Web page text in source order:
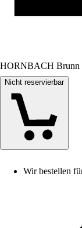
HORNBACH Brunn
Nicht reservierbar
Wir bestellen